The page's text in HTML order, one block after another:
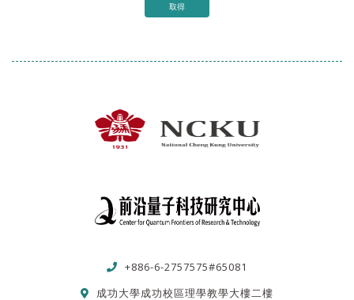
取得
+886-6-2757575#65081
成功大學成功校區理學教學大樓二樓